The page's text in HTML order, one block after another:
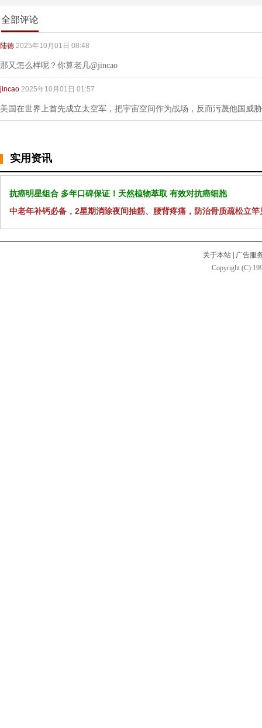
全部评论
陆德 2025年10月01日 08:48
那又怎么样呢？你算老几@jincao
jincao 2025年10月01日 01:57
美国在世界上首先成立太空军，把宇宙空间作为战场，反而污蔑他国威
实用资讯
抗癌明星组合 多年口碑保证！天然植物萃取 有效对抗癌细胞
中老年补钙必备，2星期消除夜间抽筋、腰背疼痛，防治骨质疏松立竿
关于本站
广告服
Copyright (C)